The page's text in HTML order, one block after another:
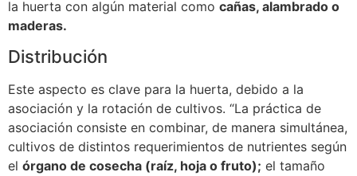
la huerta con algún material como cañas, alambrado o
maderas.
Distribución
Este aspecto es clave para la huerta, debido a la
asociación y la rotación de cultivos. “La práctica de
asociación consiste en combinar, de manera simultánea,
cultivos de distintos requerimientos de nutrientes según
el órgano de cosecha (raíz, hoja o fruto); el tamaño